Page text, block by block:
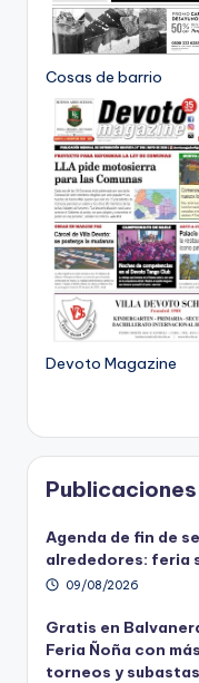
Cosas de barrio
Devoto Magazine
Agenda de fin de
alrededores: feria
09/08/2026
Gratis en
Feria Ñoña con
torneos y subastas